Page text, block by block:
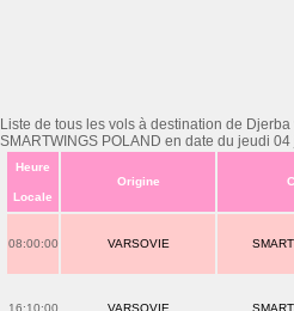
Liste de tous les vols à destination de
SMARTWINGS POLAND en date du jeudi
Heure
Locale
Origine
08:00:00 VARSOVIE
16:10:00 VARSOVIE